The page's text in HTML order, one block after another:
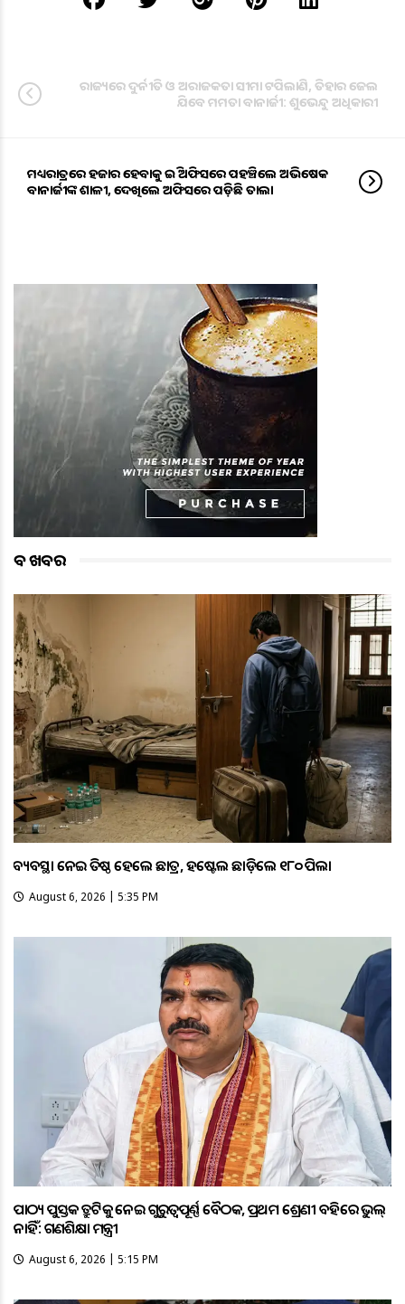
ରାଜ୍ୟରେ ଦୁର୍ନୀତି ଓ ଅରାଜକତା ସୀମା ଟପିଲାଣି, ତିହାର ଜେଲ
ଯିବେ ମମତା ବାନାର୍ଜୀ: ଶୁଭେନ୍ଦୁ ଅଧିକାରୀ
ମଧ୍ୟରାତ୍ରରେ ହଜାର ହେବାକୁ ଇଡି ଅଫିସରେ ପହଞ୍ଚିଲେ ଅଭିଷେକ
ବାନାର୍ଜୀଙ୍କ ଶାଳୀ, ଦେଖିଲେ ଅଫିସରେ ପଡ଼ିଛି ତାଲା
ବଡ ଖବର
ଅବ୍ୟବସ୍ଥା ନେଇ ଅତିଷ୍ଠ ହେଲେ ଛାତ୍ର, ହଷ୍ଟେଲ ଛାଡ଼ିଲେ ୧୮୦ ପିଲା
August 6, 2026 | 5:35 PM
ପାଠ୍ୟ ପୁସ୍ତକ ତ୍ରୁଟିକୁ ନେଇ ଗୁରୁତ୍ବପୂର୍ଣ୍ଣ ବୈଠକ, ପ୍ରଥମ ଶ୍ରେଣୀ ବହିରେ ଭୁଲ୍
ନାହିଁ: ଗଣଶିକ୍ଷା ମନ୍ତ୍ରୀ
August 6, 2026 | 5:15 PM